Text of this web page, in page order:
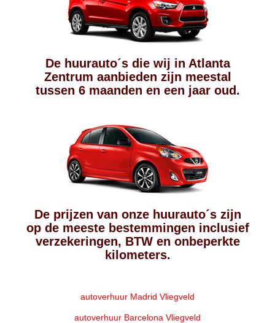
De huurauto´s die wij in Atlanta
Zentrum aanbieden zijn meestal
tussen 6 maanden en een jaar oud.
De prijzen van onze huurauto´s zijn
op de meeste bestemmingen inclusief
verzekeringen, BTW en onbeperkte
kilometers.
autoverhuur Madrid Vliegveld
autoverhuur Barcelona Vliegveld